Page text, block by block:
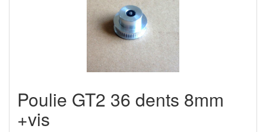
Poulie GT2 36 dents 8mm
+vis